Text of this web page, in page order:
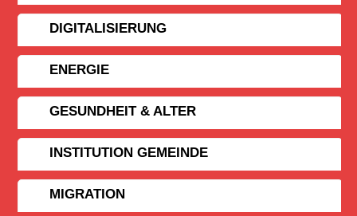
DIGITALISIERUNG
ENERGIE
GESUNDHEIT & ALTER
INSTITUTION GEMEINDE
MIGRATION